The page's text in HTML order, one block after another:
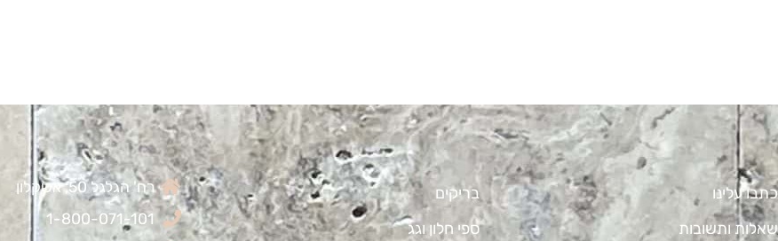
כתבו עלינו
שאלות ותשובות
בריקים
ספי חלון וגג
רח' הגלגל 50, אשקלון
1-800-071-101